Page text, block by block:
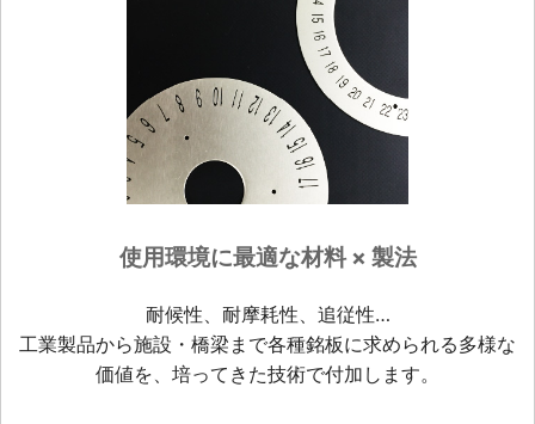
使用環境に最適な材料 × 製法
耐候性、耐摩耗性、追従性…
工業製品から施設・橋梁まで各種銘板に求められる多様な
価値を、培ってきた技術で付加します。